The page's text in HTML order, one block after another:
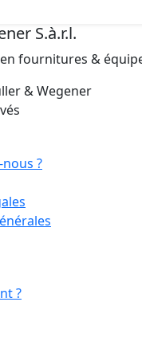
S.à.r.l.
fournitures &
& Wegener
?
?